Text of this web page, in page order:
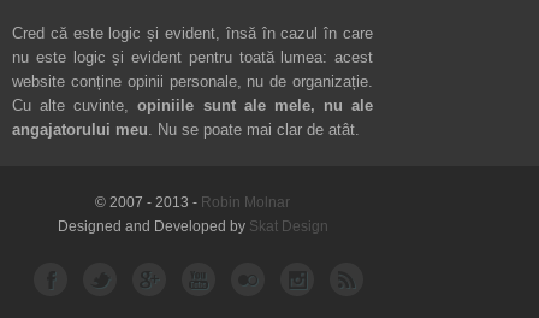
Cred că este logic și evident, însă în cazul în care
nu este logic și evident pentru toată lumea: acest
website conține opinii personale, nu de organizație.
Cu alte cuvinte,opiniile sunt ale mele, nu ale
angajatorului meu. Nu se poate mai clar de atât.
© 2007 - 2013 - Robin Molnar
Designed and Developed by Skat Design